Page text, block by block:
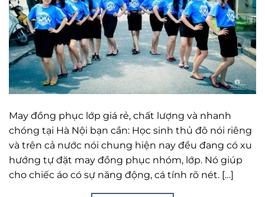
May đồng phục lớp giá rẻ, chất lượng và nhanh
chóng tại Hà Nội bạn cần: Học sinh thủ đô nói riêng
và trên cả nước nói chung hiện nay đều đang có xu
hướng tự đặt may đồng phục nhóm, lớp. Nó giúp
cho chiếc áo có sự năng động, cá tính rõ nét. […]